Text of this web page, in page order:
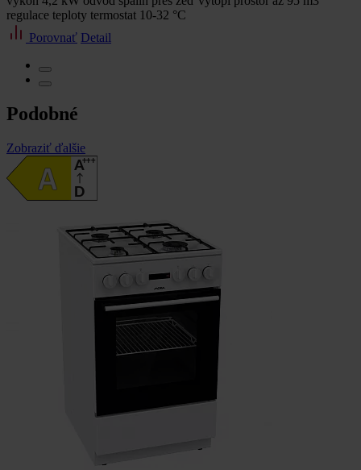
regulace teploty termostat 10-32 °C
Porovnať Detail
Podobné
Zobraziť ďalšie